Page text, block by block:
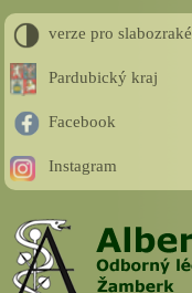
verze pro slabozraké
Pardubický kraj
Facebook
Instagram